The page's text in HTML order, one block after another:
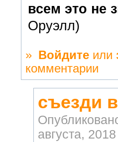
всем это не
Оруэлл)
» Войдите или
комментарии
съезди
августа,